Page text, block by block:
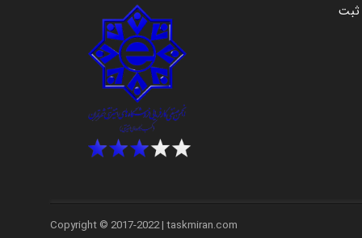
Copyright © 2017-2022 | taskmiran.com